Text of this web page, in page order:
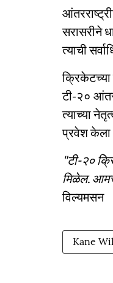
सरासरीने
त्याची
क्रिकेटच्या
टी-२०
त्याच्या
प्रवेश
"टी-२०
मिळेल.
विल्यमसन
Kane